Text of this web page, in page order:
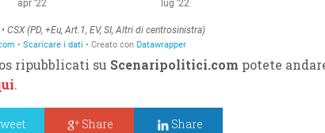
ripubblicati su Scenaripolitici.com potete
.
Share Share